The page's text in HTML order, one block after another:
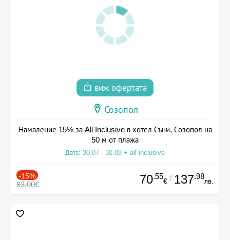
виж офертата
Созопол
Намаление 15% за All Inclusive в хотел Съни, Созопол на
50 м от плажа
Дата: 30.07 - 30.09 + all inclusive
-15%
83.00€ 70.55
€ / 137.98
лв.